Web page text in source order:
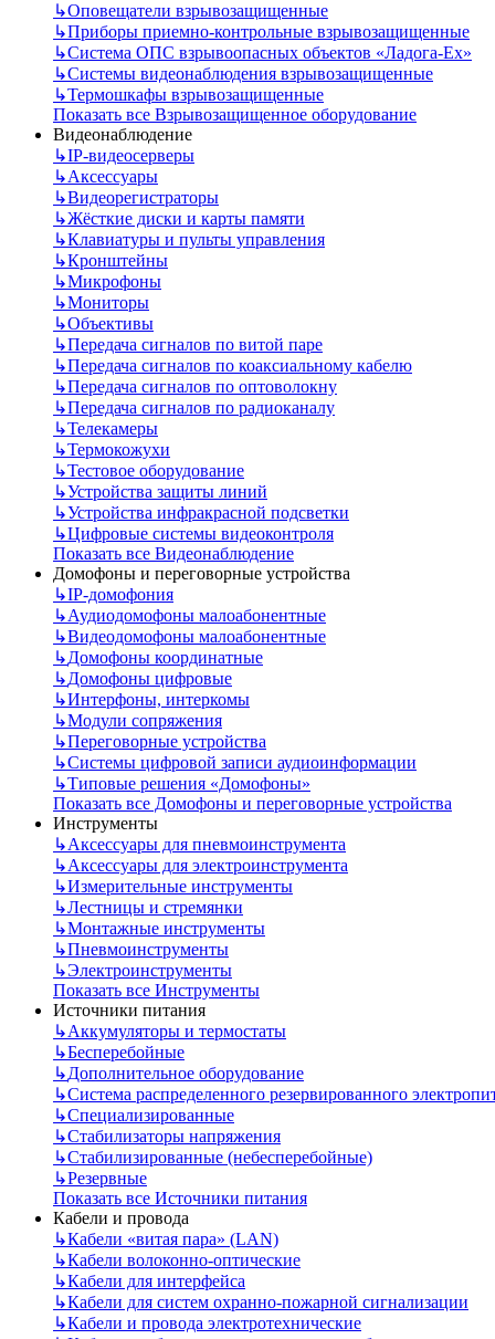
↳Оповещатели взрывозащищенные
↳Приборы приемно-контрольные взрывозащищенные
↳Система ОПС взрывоопасных объектов «Ладога-Ex»
↳Системы видеонаблюдения взрывозащищенные
↳Термошкафы взрывозащищенные
Показать все Взрывозащищенное оборудование
Видеонаблюдение
↳IP-видеосерверы
↳Аксессуары
↳Видеорегистраторы
↳Жёсткие диски и карты памяти
↳Клавиатуры и пульты управления
↳Кронштейны
↳Микрофоны
↳Мониторы
↳Объективы
↳Передача сигналов по витой паре
↳Передача сигналов по коаксиальному кабелю
↳Передача сигналов по оптоволокну
↳Передача сигналов по радиоканалу
↳Телекамеры
↳Термокожухи
↳Тестовое оборудование
↳Устройства защиты линий
↳Устройства инфракрасной подсветки
↳Цифровые системы видеоконтроля
Показать все Видеонаблюдение
Домофоны и переговорные устройства
↳IP-домофония
↳Аудиодомофоны малоабонентные
↳Видеодомофоны малоабонентные
↳Домофоны координатные
↳Домофоны цифровые
↳Интерфоны, интеркомы
↳Модули сопряжения
↳Переговорные устройства
↳Системы цифровой записи аудиоинформации
↳Типовые решения «Домофоны»
Показать все Домофоны и переговорные устройства
Инструменты
↳Аксессуары для пневмоинструмента
↳Аксессуары для электроинструмента
↳Измерительные инструменты
↳Лестницы и стремянки
↳Монтажные инструменты
↳Пневмоинструменты
↳Электроинструменты
Показать все Инструменты
Источники питания
↳Аккумуляторы и термостаты
↳Бесперебойные
↳Дополнительное оборудование
↳Система распределенного резервированного
↳Специализированные
↳Стабилизаторы напряжения
↳Стабилизированные (небесперебойные)
↳Резервные
Показать все Источники питания
Кабели и провода
↳Кабели «витая пара» (LAN)
↳Кабели волоконно-оптические
↳Кабели для интерфейса
↳Кабели для систем охранно-пожарной сигнализации
↳Кабели и провода электротехнические